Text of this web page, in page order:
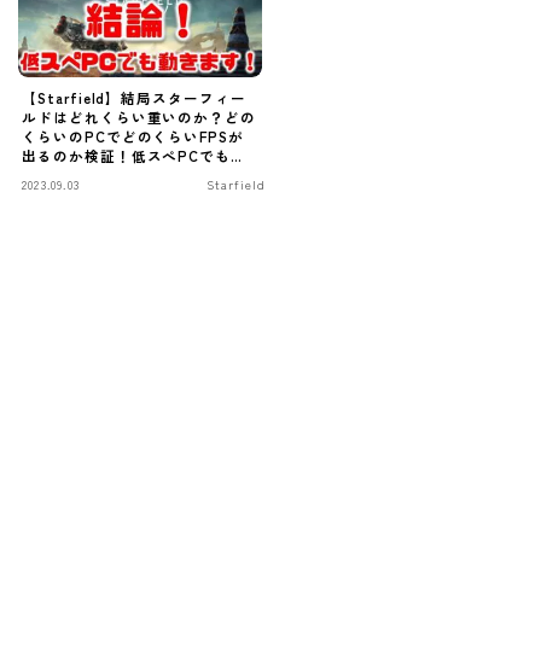
【Starfield】結局スターフィー
ルドはどれくらい重いのか？どの
くらいのPCでどのくらいFPSが
出るのか検証！低スぺPCでも動
2023.09.03 Starfield